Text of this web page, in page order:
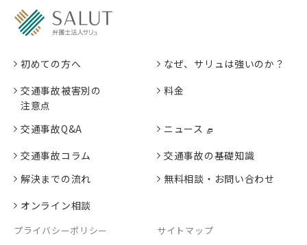
初めての方へ
なぜ、サリュは強いのか？
交通事故被害別の
注意点
料金
交通事故Q&A
ニュース
交通事故コラム
交通事故の基礎知識
解決までの流れ
無料相談・お問い合わせ
オンライン相談
プライバシーポリシー サイトマップ